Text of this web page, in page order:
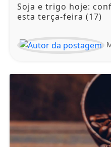
Soja e trigo hoje:
esta terça-feira (17)